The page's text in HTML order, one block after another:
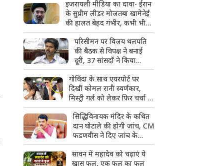
इजरायली मीडिया का दावा- ईरान
के सुप्रीम लीडर मोजतबा खामेनेई
की हालत बेहद गंभीर, कभी भी
आ सकती है मौत की खबर
परिसीमन पर विजय थलपति
की बैठक से विपक्ष ने बनाई
दूरी, 37 सांसदों ने किया
बहिष्कार
गोविंदा के साथ एयरपोर्ट पर
दिखीं कोमल रानी स्वर्णकार,
मिस्ट्री गर्ल को लेकर फिर चर्चा में
आया एक्टर का नाम
सिद्धिविनायक मंदिर के कथित
दान घोटाले की होगी जांच, CM
फडणवीस ने दिए जांच के
आदेश
सावन में महादेव को चढ़ाएं ये
खास फूल, एक फूल का फल